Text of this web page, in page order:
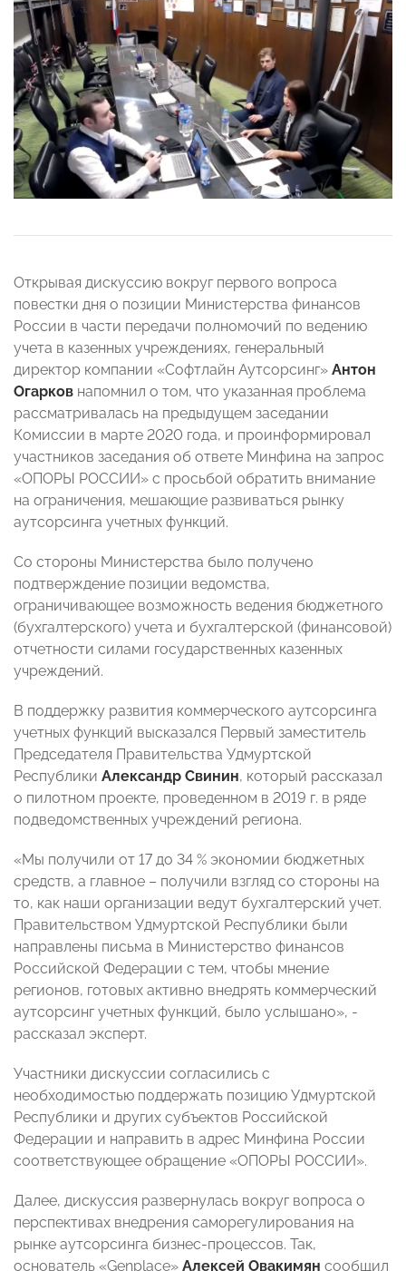
Открывая дискуссию вокруг первого вопроса
повестки дня о позиции Министерства финансов
России в части передачи полномочий по ведению
учета в казенных учреждениях, генеральный
директор компании «Софтлайн Аутсорсинг» Антон
Огарков напомнил о том, что указанная проблема
рассматривалась на предыдущем заседании
Комиссии в марте 2020 года, и проинформировал
участников заседания об ответе Минфина на запрос
«ОПОРЫ РОССИИ» с просьбой обратить внимание
на ограничения, мешающие развиваться рынку
аутсорсинга учетных функций.
Со стороны Министерства было получено
подтверждение позиции ведомства,
ограничивающее возможность ведения бюджетного
(бухгалтерского) учета и бухгалтерской (финансовой)
отчетности силами государственных казенных
учреждений.
В поддержку развития коммерческого аутсорсинга
учетных функций высказался Первый заместитель
Председателя Правительства Удмуртской
Республики Александр Свинин, который рассказал
о пилотном проекте, проведенном в 2019 г. в ряде
подведомственных учреждений региона.
«Мы получили от 17 до 34 % экономии бюджетных
средств, а главное – получили взгляд со стороны на
то, как наши организации ведут бухгалтерский учет.
Правительством Удмуртской Республики были
направлены письма в Министерство финансов
Российской Федерации с тем, чтобы мнение
регионов, готовых активно внедрять коммерческий
аутсорсинг учетных функций, было услышано», -
рассказал эксперт.
Участники дискуссии согласились с
необходимостью поддержать позицию Удмуртской
Республики и других субъектов Российской
Федерации и направить в адрес Минфина России
соответствующее обращение «ОПОРЫ РОССИИ».
Далее, дискуссия развернулась вокруг вопроса о
перспективах внедрения саморегулирования на
рынке аутсорсинга бизнес-процессов. Так,
основатель «Genplace» Алексей Овакимян сообщил